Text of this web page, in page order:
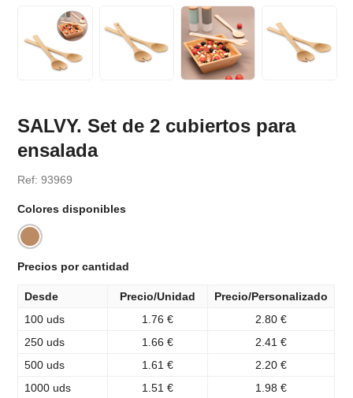
SALVY. Set de 2 cubiertos para
ensalada
Ref: 93969
Colores disponibles
Precios por cantidad
Desde Precio/Unidad
Precio/Personalizado
100 uds
1.76 €
2.80 €
250 uds
1.66 €
2.41 €
500 uds
1.61 €
2.20 €
1000 uds
1.51 €
1.98 €